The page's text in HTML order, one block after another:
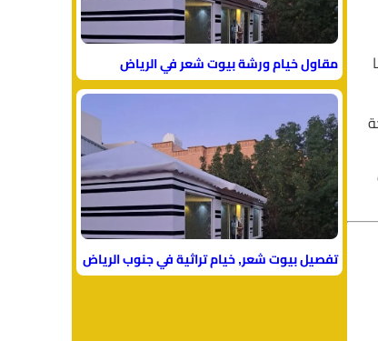
مقاول خيام ورشة بيوت شعر في الرياض
تفصيل بيوت شعر, خيام تراثية في جنوب الرياض